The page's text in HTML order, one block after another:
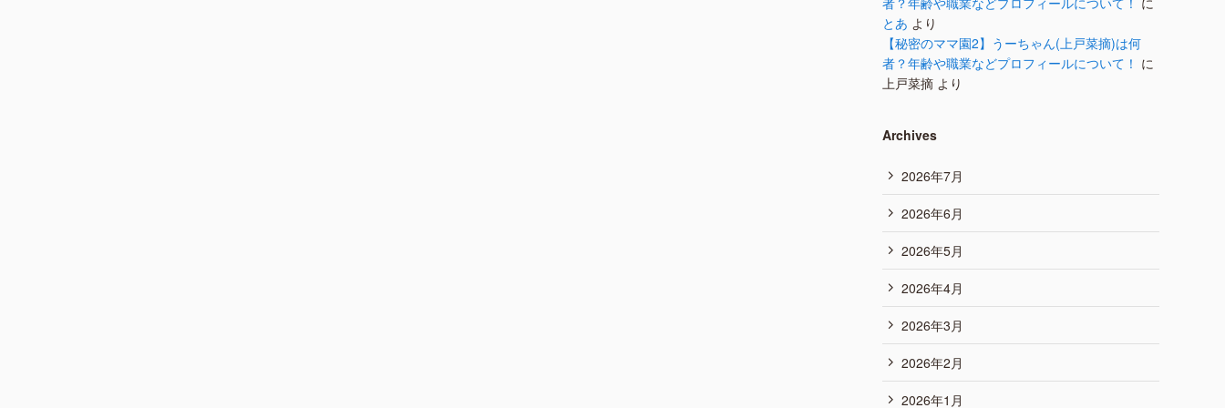
とあ より
【秘密のママ園2】うーちゃん(上戸菜摘)は何
者？年齢や職業などプロフィールについて！ に
上戸菜摘 より
Archives
2026年7月
2026年6月
2026年5月
2026年4月
2026年3月
2026年2月
2026年1月